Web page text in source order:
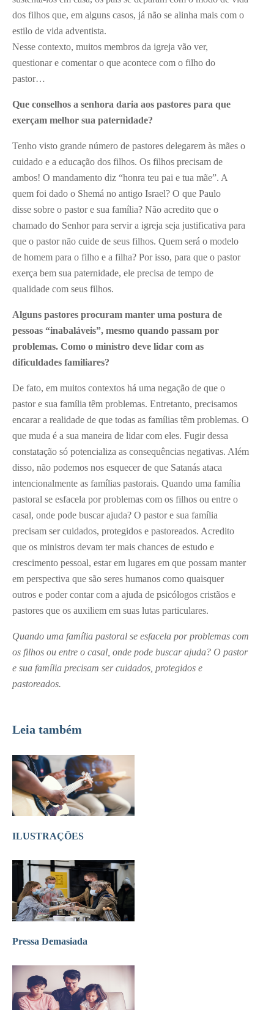
dos filhos que, em alguns casos, já não se alinha mais com o
estilo de vida adventista.
Nesse contexto, muitos membros da igreja vão ver,
questionar e comentar o que acontece com o filho do
pastor…
Que conselhos a senhora daria aos pastores para que
exerçam melhor sua paternidade?
Tenho visto grande número de pastores delegarem às mães o
cuidado e a educação dos filhos. Os filhos precisam de
ambos! O mandamento diz “honra teu pai e tua mãe”. A
quem foi dado o Shemá no antigo Israel? O que Paulo
disse sobre o pastor e sua família? Não acredito que o
chamado do Senhor para servir a igreja seja justificativa para
que o pastor não cuide de seus filhos. Quem será o modelo
de homem para o filho e a filha? Por isso, para que o pastor
exerça bem sua paternidade, ele precisa de tempo de
qualidade com seus filhos.
Alguns pastores procuram manter uma postura de
pessoas “inabaláveis”, mesmo quando passam por
problemas. Como o ministro deve lidar com as
dificuldades familiares?
De fato, em muitos contextos há uma negação de que o
pastor e sua família têm problemas. Entretanto, precisamos
encarar a realidade de que todas as famílias têm problemas. O
que muda é a sua maneira de lidar com eles. Fugir dessa
constatação só potencializa as consequências negativas. Além
disso, não podemos nos esquecer de que Satanás ataca
intencionalmente as famílias pastorais. Quando uma família
pastoral se esfacela por problemas com os filhos ou entre o
casal, onde pode buscar ajuda? O pastor e sua família
precisam ser cuidados, protegidos e pastoreados. Acredito
que os ministros devam ter mais chances de estudo e
crescimento pessoal, estar em lugares em que possam manter
em perspectiva que são seres humanos como quaisquer
outros e poder contar com a ajuda de psicólogos cristãos e
pastores que os auxiliem em suas lutas particulares.
Quando uma família pastoral se esfacela por problemas com
os filhos ou entre o casal, onde pode buscar ajuda? O pastor
e sua família precisam ser cuidados, protegidos e
pastoreados.
Leia também
ILUSTRAÇÕES
Pressa Demasiada